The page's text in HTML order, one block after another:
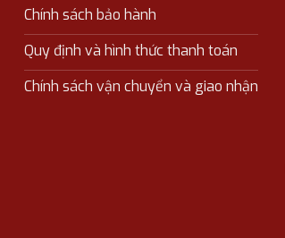
Chính sách bảo hành
Quy định và hình thức thanh toán
Chính sách vận chuyển và giao nhận